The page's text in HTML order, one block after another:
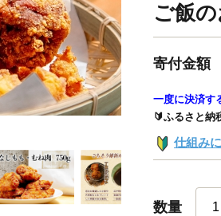
ご飯
寄付金額
一度に決済す
🔰ふるさと納
仕組み
数量